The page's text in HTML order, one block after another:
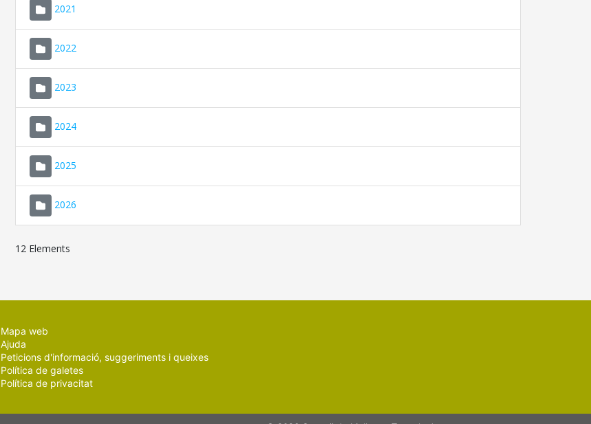
2021
2022
2023
2024
2025
2026
12 Elements
Mapa web
Ajuda
Peticions d'informació, suggeriments i queixes
Política de galetes
Política de privacitat